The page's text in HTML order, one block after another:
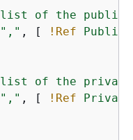
list of the public
"," , [ !Ref
list of the
private
"," , [ !Ref